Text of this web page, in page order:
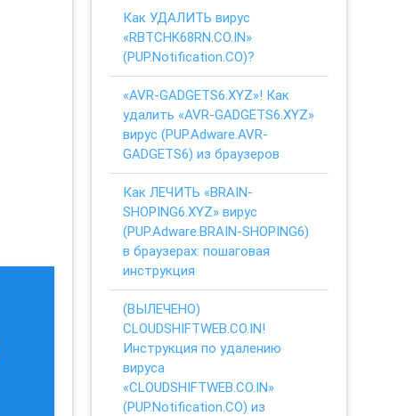
Как УДАЛИТЬ вирус
«RBTCHK68RN.CO.IN»
(PUP.Notification.CO)?
«AVR-GADGETS6.XYZ»! Как
удалить «AVR-GADGETS6.XYZ»
вирус (PUP.Adware.AVR-
GADGETS6) из браузеров
Как ЛЕЧИТЬ «BRAIN-
SHOPING6.XYZ» вирус
(PUP.Adware.BRAIN-SHOPING6)
в браузерах: пошаговая
инструкция
(ВЫЛЕЧЕНО)
CLOUDSHIFTWEB.CO.IN!
Инструкция по удалению
вируса
«CLOUDSHIFTWEB.CO.IN»
(PUP.Notification.CO) из